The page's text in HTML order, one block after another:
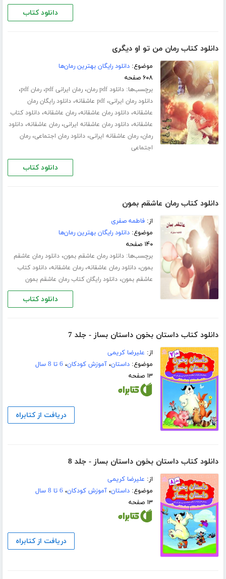
دانلود کتاب
دانلود کتاب رمان من تو او دیگری
موضوع:دانلود رایگان بهترین رمان‌ها
۶۰۸ صفحه
برچسب‌ها:دانلود pdf رمان ،رمان ایرانی pdf ،رمان pdf ،
دانلود رمان ایرانی،pdf عاشقانه ،دانلود رایگان رمان
عاشقانه،دانلود رمان عاشقانه،رمان عاشقانه،دانلود کتاب
عاشقانه،دانلود رمان عاشقانه ایرانی،رمان عاشقانه،دانلود
رمان،رمان عاشقانه ایرانی،دانلود رمان اجتماعی،رمان
اجتماعی
دانلود کتاب
دانلود کتاب رمان عاشقم بمون
از:فاطمه صفری
موضوع:دانلود رایگان بهترین رمان‌ها
۱۴۰ صفحه
برچسب‌ها:دانلود رمان عاشقم بمون،دانلود رمان عاشقم
بمون،دانلود رمان عاشقانه،رمان عاشقانه،دانلود کتاب
عاشقم بمون،دانلود رایگان کتاب رمان عاشقم بمون
دانلود کتاب
دانلود کتاب داستان بخون داستان بساز - جلد 7
از: علیرضا کریمی
موضوع:داستان،آموزش کودکان، 6 تا 8 سال
۱۳ صفحه
دریافت از کتابراه
دانلود کتاب داستان بخون داستان بساز - جلد 8
از: علیرضا کریمی
موضوع:داستان،آموزش کودکان، 6 تا 8 سال
۱۳ صفحه
دریافت از کتابراه